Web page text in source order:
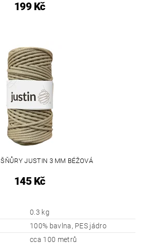
199 Kč
ŠŇŮRY JUSTIN 3 MM BÉŽOVÁ
145 Kč
0.3 kg
100% bavlna, PES jádro
cca 100 metrů